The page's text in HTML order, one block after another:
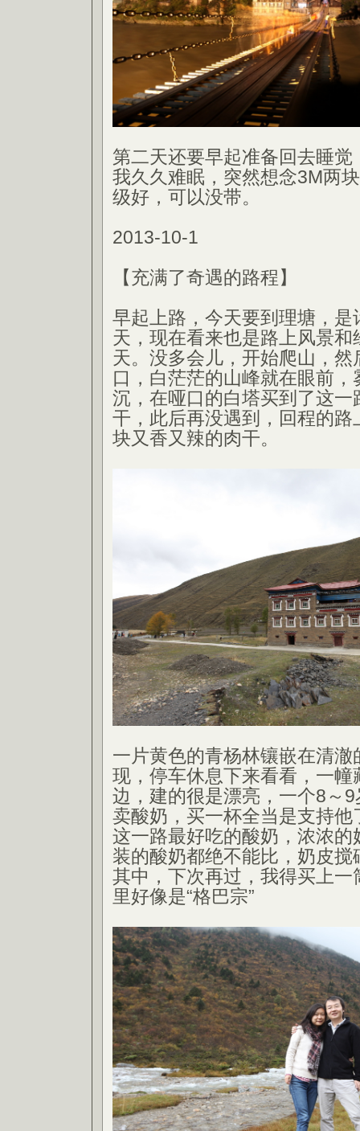
第二天还要早起准备回去睡
我久久难眠，突然想念3M两
级好，可以没带。
2013-10-1
【充满了奇遇的路程】
早起上路，今天要到理塘，是
天，现在看来也是路上风景和
天。没多会儿，开始爬山，然
口，白茫茫的山峰就在眼前
沉，在哑口的白塔买到了这一
干，此后再没遇到，回程的路
块又香又辣的肉干。
一片黄色的青杨林镶嵌在清澈
现，停车休息下来看看，一幢
边，建的很是漂亮，一个8～
卖酸奶，买一杯全当是支持他
这一路最好吃的酸奶，浓浓的
装的酸奶都绝不能比，奶皮
其中，下次再过，我得买上一
里好像是“格巴宗”